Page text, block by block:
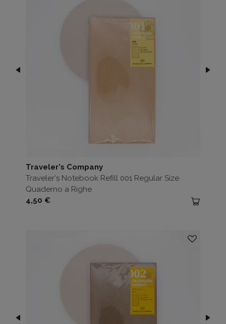
Traveler's Company
Traveler's Notebook Refill 001 Regular Size
Quaderno a Righe
Prezzo
4,50 €